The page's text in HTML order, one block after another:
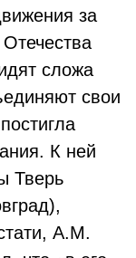
за
сложа
свои
К ней
Тверь
А.М.